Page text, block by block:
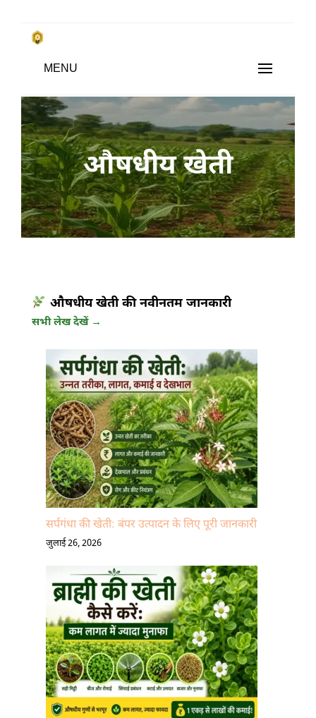
Skip
content
Subsistence Farming
किसानों के साथ, किसानों के लिए
MENU
औषधीय खेती
औषधीय खेती की नवीनतम जानकारी
सभी लेख देखें →
सर्पगंधा की खेती: बंपर उत्पादन के लिए पूरी जानकारी
जुलाई 26, 2026